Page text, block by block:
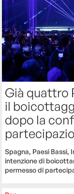
Già quattro
il
dopo la
Spagna, Paesi Bassi,
intenzione di
permesso di